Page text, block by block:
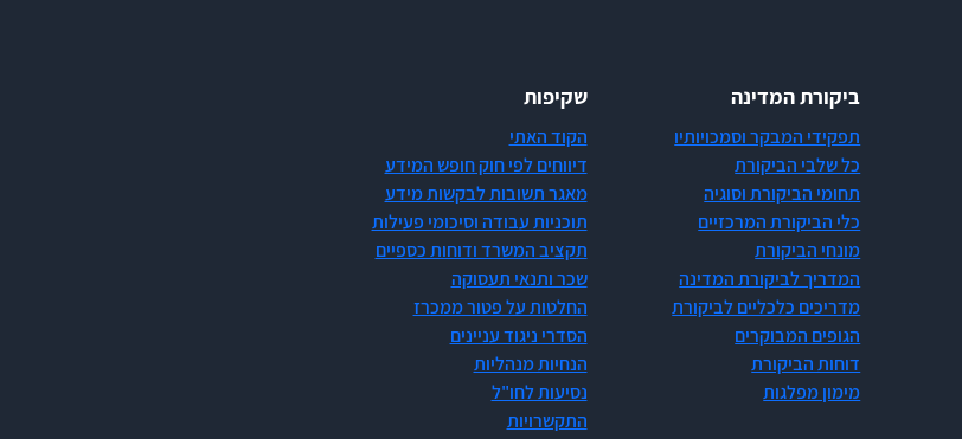
ביקורת המדינה
תפקידי המבקר וסמכויותיו
כל שלבי הביקורת
תחומי הביקורת וסוגיה
כלי הביקורת המרכזיים
מונחי הביקורת
המדריך לביקורת המדינה
מדריכים כלכליים לביקורת
הגופים המבוקרים
דוחות הביקורת
מימון מפלגות
שקיפות
הקוד האתי
דיווחים לפי חוק חופש המידע
מאגר תשובות לבקשות מידע
תוכניות עבודה וסיכומי פעילות
תקציב המשרד ודוחות כספיים
שכר ותנאי תעסוקה
החלטות על פטור ממכרז
הסדרי ניגוד עניינים
הנחיות מנהליות
נסיעות לחו"ל
התקשרויות